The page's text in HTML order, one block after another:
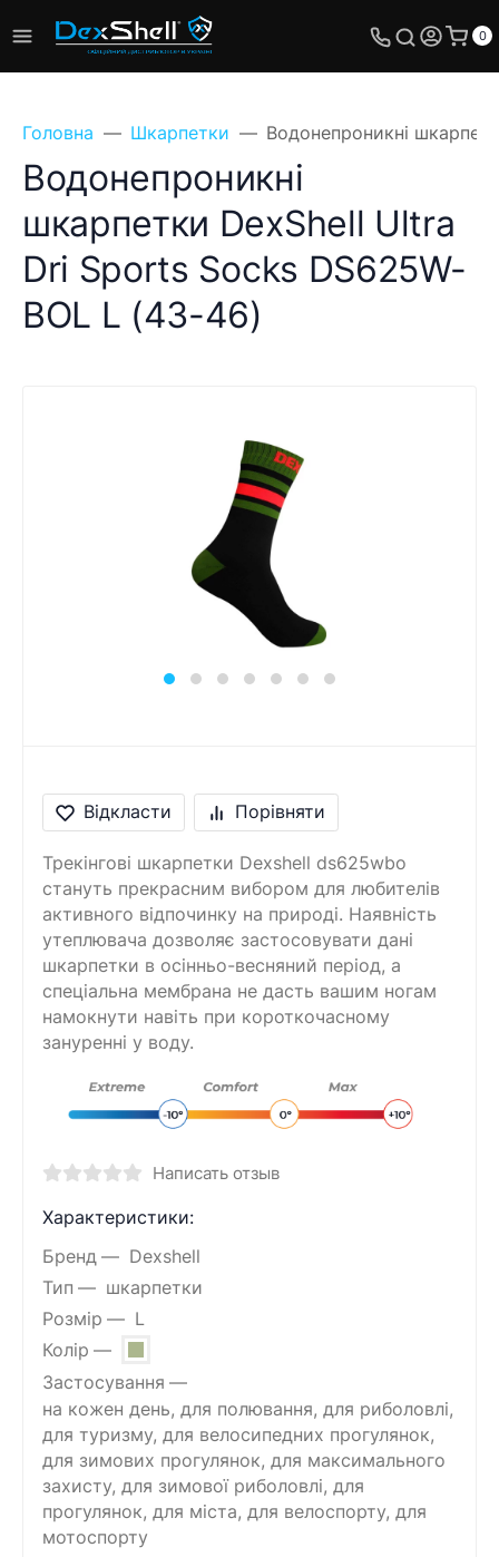
0
Головна Шкарпетки Водонепроникні
Водонепроникні
шкарпетки DexShell Ultra
Dri Sports Socks DS625W-
BOL L (43-46)
Відкласти Порівняти
Трекінгові шкарпетки Dexshell ds625wbo
стануть прекрасним вибором для любителів
активного відпочинку на природі. Наявність
утеплювача дозволяє застосовувати дані
шкарпетки в осінньо-весняний період, а
спеціальна мембрана не дасть вашим ногам
намокнути навіть при короткочасному
зануренні у воду.
Написать отзыв
Характеристики:
Бренд
Dexshell
Тип
шкарпетки
Розмір
L
Колір
Застосування
на кожен день, для полювання, для риболовлі,
для туризму, для велосипедних прогулянок,
для зимових прогулянок, для максимального
захисту, для зимової риболовлі, для
прогулянок, для міста, для велоспорту, для
мотоспорту